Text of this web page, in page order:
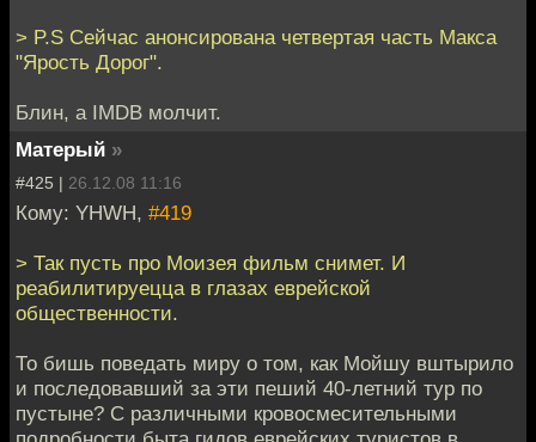
> P.S Сейчас анонсирована четвертая часть Макса
"Ярость Дорог".
Блин, а IMDB молчит.
Матерый »
#425 | 26.12.08 11:16
Кому: YHWH, #419
> Так пусть про Моизея фильм снимет. И
реабилитируецца в глазах еврейской
общественности.
То бишь поведать миру о том, как Мойшу вштырило
и последовавший за эти пеший 40-летний тур по
пустыне? С различными кровосмесительными